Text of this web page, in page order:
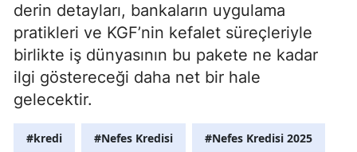
derin detayları, bankaların uygulama
pratikleri ve KGF’nin kefalet süreçleriyle
birlikte iş dünyasının bu pakete ne kadar
ilgi göstereceği daha net bir hale
gelecektir.
#kredi #Nefes Kredisi #Nefes Kredisi 2025